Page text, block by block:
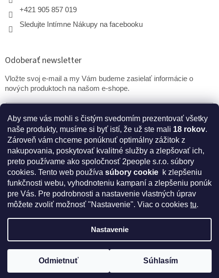
Aby sme vás mohli s čistým svedomím prezentovať všetky
naše produkty, musíme si byť istí, že už ste mali 18 rokov.
Zároveň vám chceme ponúknuť optimálny zážitok z
nakupovania, poskytovať kvalitné služby a zlepšovať ich,
preto používame ako spoločnosť 2people s.r.o. súbory
cookies. Tento web používa súbory cookie k zlepšeniu
funkčnosti webu, vyhodnoteniu kampaní a zlepšeniu ponúk
pre Vás. Pre podrobnosti a nastavenie vlastných úprav
môžete zvoliť možnosť "Nastavenie". Viac o cookies tu.
Nastavenie
Odmietnuť Súhlasím
+421 905 857 019
Sledujte Intímne Nákupy na facebooku
Odoberať newsletter
Vložte svoj e-mail a my Vám budeme zasielať informácie o
nových produktoch na našom e-shope.
PRIHLÁSIŤ SA
* Disclaimer: Bezpečnostné prehlásenie k výživovým
doplnkom a kozmetike
Vytvoril Shoptet
Copyright 2026IntímneNákupy.sk . Všetky práva vyhradené.
Získajte kód na zľavu 5%